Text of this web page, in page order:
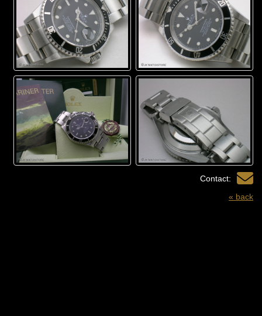
Contact:
« back